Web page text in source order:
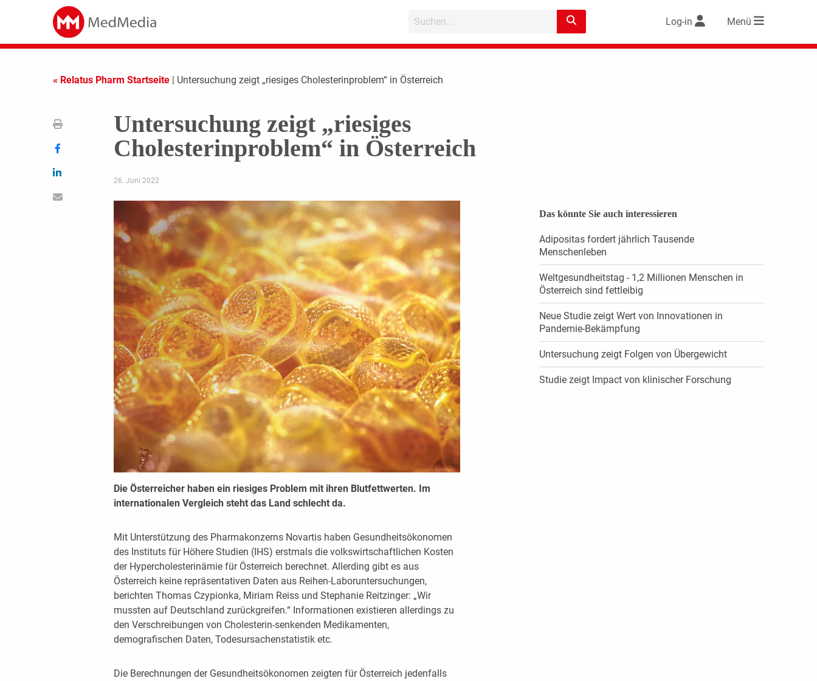
Log-in Menü
« Relatus Pharm Startseite | Untersuchung zeigt „riesiges Cholesterinproblem“ in Österreich
Untersuchung zeigt „riesiges
Cholesterinproblem“ in Österreich
26. Juni 2022
Die Österreicher haben ein riesiges Problem mit ihren Blutfettwerten. Im
internationalen Vergleich steht das Land schlecht da.
Mit Unterstützung des Pharmakonzerns Novartis haben Gesundheitsökonomen
des Instituts für Höhere Studien (IHS) erstmals die volkswirtschaftlichen Kosten
der Hypercholesterinämie für Österreich berechnet. Allerding gibt es aus
Österreich keine repräsentativen Daten aus Reihen-Laboruntersuchungen,
berichten Thomas Czypionka, Miriam Reiss und Stephanie Reitzinger: „Wir
mussten auf Deutschland zurückgreifen.“ Informationen existieren allerdings zu
den Verschreibungen von Cholesterin-senkenden Medikamenten,
demografischen Daten, Todesursachenstatistik etc.
Die Berechnungen der Gesundheitsökonomen zeigten für Österreich jedenfalls
Das könnte Sie auch interessieren
Adipositas fordert jährlich Tausende
Menschenleben
Weltgesundheitstag - 1,2 Millionen Menschen in
Österreich sind fettleibig
Neue Studie zeigt Wert von Innovationen in
Pandemie-Bekämpfung
Untersuchung zeigt Folgen von Übergewicht
Studie zeigt Impact von klinischer Forschung